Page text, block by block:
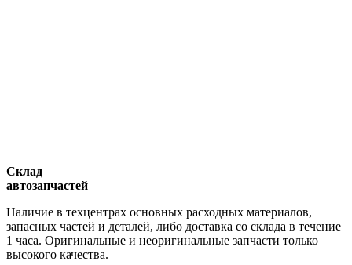
Склад
автозапчастей
Наличие в техцентрах основных расходных материалов,
запасных частей и деталей, либо доставка со склада в течение
1 часа. Оригинальные и неоригинальные запчасти только
высокого качества.